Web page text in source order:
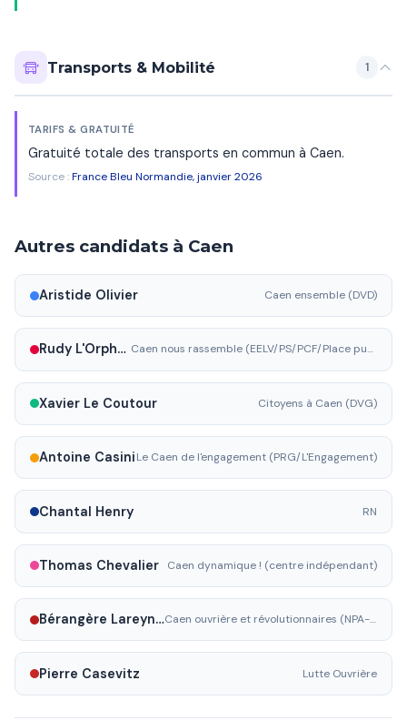
Transports & Mobilité 1
TARIFS & GRATUITÉ
Gratuité totale des transports en commun à Caen.
Source :France Bleu Normandie, janvier 2026
Autres candidats à Caen
Aristide Olivier Caen ensemble (DVD)
Rudy L'Orphelin Caen nous rassemble (EELV/PS/PCF/Place publique)
Xavier Le Coutour Citoyens à Caen (DVG)
Antoine CasiniLe Caen de l'engagement (PRG/L'Engagement)
Chantal Henry RN
Thomas Chevalier Caen dynamique ! (centre indépendant)
Bérangère Lareynie Caen ouvrière et révolutionnaires (NPA-R)
Pierre Casevitz Lutte Ouvrière